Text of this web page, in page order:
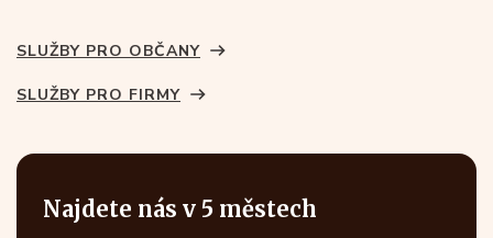
SLUŽBY PRO OBČANY
SLUŽBY PRO FIRMY
Najdete nás v 5 městech